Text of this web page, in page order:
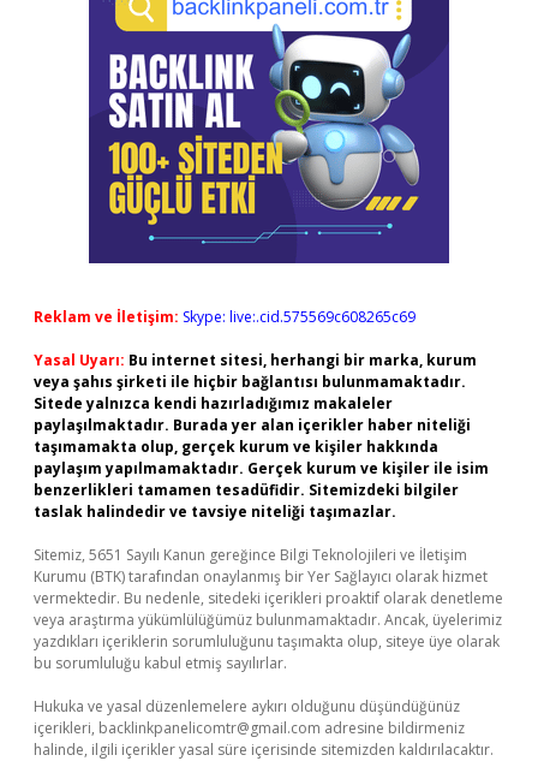
Reklam ve İletişim: Skype: live:.cid.575569c608265c69
Yasal Uyarı: Bu internet sitesi, herhangi bir marka, kurum
veya şahıs şirketi ile hiçbir bağlantısı bulunmamaktadır.
Sitede yalnızca kendi hazırladığımız makaleler
paylaşılmaktadır. Burada yer alan içerikler haber niteliği
taşımamakta olup, gerçek kurum ve kişiler hakkında
paylaşım yapılmamaktadır. Gerçek kurum ve kişiler ile isim
benzerlikleri tamamen tesadüfidir. Sitemizdeki bilgiler
taslak halindedir ve tavsiye niteliği taşımazlar.
Sitemiz, 5651 Sayılı Kanun gereğince Bilgi Teknolojileri ve İletişim
Kurumu (BTK) tarafından onaylanmış bir Yer Sağlayıcı olarak hizmet
vermektedir. Bu nedenle, sitedeki içerikleri proaktif olarak denetleme
veya araştırma yükümlülüğümüz bulunmamaktadır. Ancak, üyelerimiz
yazdıkları içeriklerin sorumluluğunu taşımakta olup, siteye üye olarak
bu sorumluluğu kabul etmiş sayılırlar.
Hukuka ve yasal düzenlemelere aykırı olduğunu düşündüğünüz
içerikleri, backlinkpanelicomtr@gmail.com adresine bildirmeniz
halinde, ilgili içerikler yasal süre içerisinde sitemizden kaldırılacaktır.